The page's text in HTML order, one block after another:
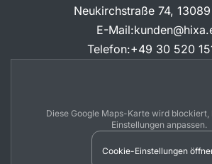
Neukirchstraße 74,
E-Mail:
Telefon:+49 30 520
Diese Google Maps-Karte wird blockiert,
Einstellungen anpassen.
Cookie-Einstellungen